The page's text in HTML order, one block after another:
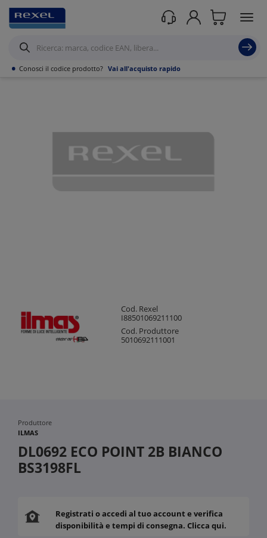
• Conosci il codice prodotto? Vai all'acquisto rapido
Prodotti /Illuminazione Illuminazione per interni/ Apparecchi da incasso/
Cod. Rexel
I88501069211100
Cod. Produttore
5010692111001
Produttore
ILMAS
DL0692 ECO POINT 2B BIANCO
BS3198FL
Registrati o accedi al tuo account e verifica
disponibilità e tempi di consegna. Clicca qui.